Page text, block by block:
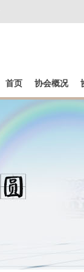
首页 协会概况